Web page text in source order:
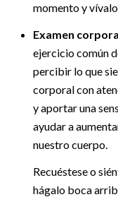
momento y
Examen
ejercicio común
percibir lo que
corporal con
y aportar una
ayudar a
nuestro cuerpo.
Recuéstese o
hágalo boca